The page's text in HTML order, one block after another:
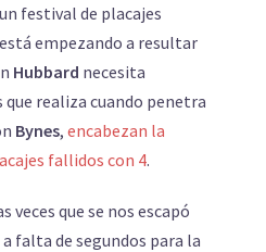
festival de placajes
empezando a resultar
Hubbard necesita
realiza cuando penetra
Bynes, encabezan la
fallidos con 4.
veces que se nos escapó
falta de segundos para la